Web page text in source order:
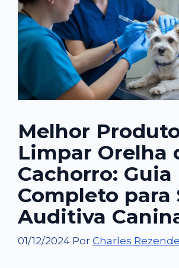
Melhor
Limpar Orelha
Cachorro: Guia
Completo para
Auditiva
01/12/2024 Por Charles Rezende